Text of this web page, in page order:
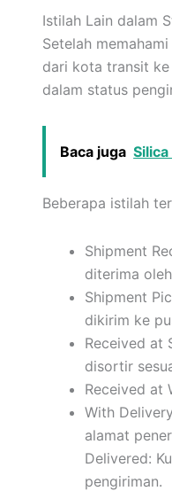
Istilah Lain dalam
Setelah
dari kota transit
dalam status
Baca juga
Beberapa istilah
Shipment
diterima
Shipment
dikirim ke
Received at
disortir
Received at
With
alamat
Delivered:
pengiriman.